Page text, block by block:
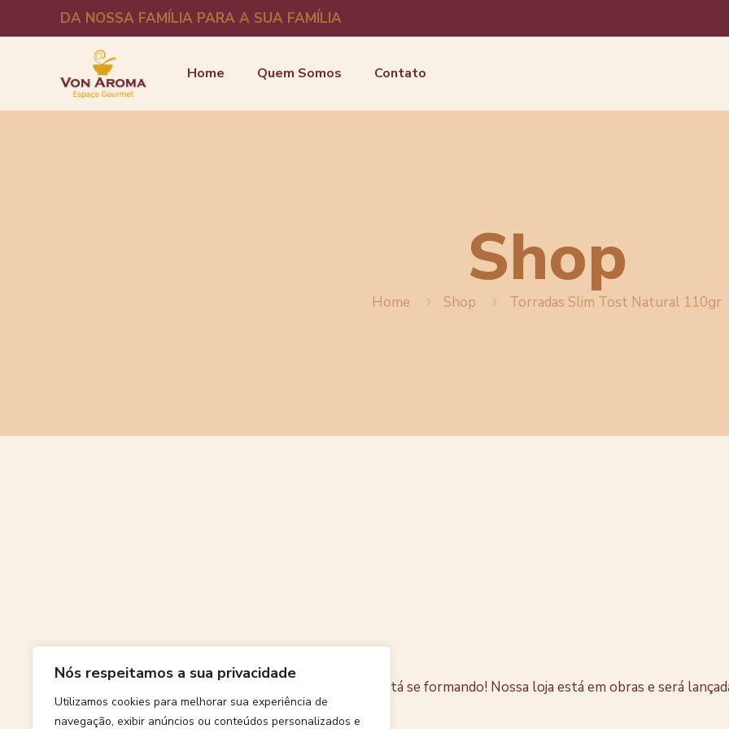
Nós respeitamos a sua privacidade
Utilizamos cookies para melhorar sua experiência de
navegação, exibir anúncios ou conteúdos personalizados e
DA NOSSA FAMÍLIA PARA A SUA FAMÍLIA
Home Quem Somos Contato
Shop
Home Shop Torradas Slim Tost Natural 110gr
Algo grande está se formando! Nossa loja está em obras e será